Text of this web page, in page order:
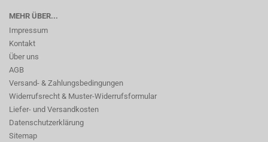
MEHR ÜBER...
Impressum
Kontakt
Über uns
AGB
Versand- & Zahlungsbedingungen
Widerrufsrecht & Muster-Widerrufsformular
Liefer- und Versandkosten
Datenschutzerklärung
Sitemap